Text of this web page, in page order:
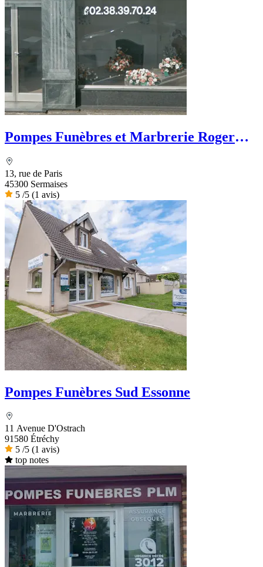
Pompes Funèbres et Marbrerie Roger
13, rue de Paris
45300 Sermaises
5 /5 (1 avis)
Pompes Funèbres Sud Essonne
11 Avenue D'Ostrach
91580 Étréchy
5 /5 (1 avis)
top notes